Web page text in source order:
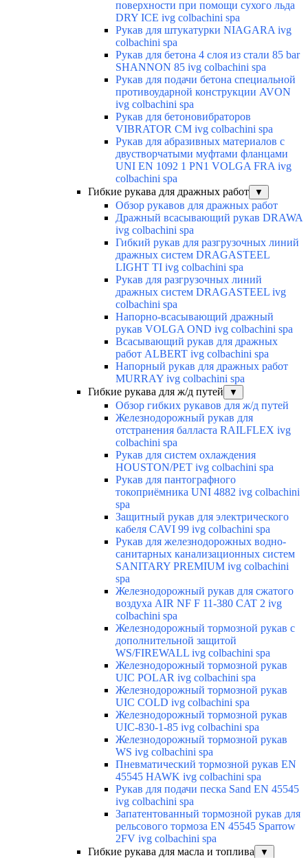
поверхности при помощи сухого льда
DRY ICE ivg colbachini spa
Рукав для штукатурки NIAGARA ivg
colbachini spa
Рукав для бетона 4 слоя из стали 85 bar
SHANNON 85 ivg colbachini spa
Рукав для подачи бетона специальной
противоударной конструкции AVON
ivg colbachini spa
Рукав для бетоновибраторов
VIBRATOR CM ivg colbachini spa
Рукав для абразивных материалов с
двустворчатыми муфтами фланцами
UNI EN 1092 1 PN1 VOLGA FRA ivg
colbachini spa
Гибкие рукава для дражных работ
▼
Обзор рукавов для дражных работ
Дражный всасывающий рукав DRAWA
ivg colbachini spa
Гибкий рукав для разгрузочных линий
дражных систем DRAGASTEEL
LIGHT TI ivg colbachini spa
Рукав для разгрузочных линий
дражных систем DRAGASTEEL ivg
colbachini spa
Напорно-всасывающий дражный
рукав VOLGA OND ivg colbachini spa
Всасывающий рукав для дражных
работ ALBERT ivg colbachini spa
Напорный рукав для дражных работ
MURRAY ivg colbachini spa
Гибкие рукава для ж/д путей
▼
Обзор гибких рукавов для ж/д путей
Железнодорожный рукав для
отстранения балласта RAILFLEX ivg
colbachini spa
Рукав для систем охлаждения
HOUSTON/PET ivg colbachini spa
Рукав для пантографного
токоприёмника UNI 4882 ivg colbachini
spa
Защитный рукав для электрического
кабеля CAVI 99 ivg colbachini spa
Рукав для железнодорожных водно-
санитарных канализационных систем
SANITARY PREMIUM ivg colbachini
spa
Железнодорожный рукав для сжатого
воздуха AIR NF F 11-380 CAT 2 ivg
colbachini spa
Железнодорожный тормозной рукав с
дополнительной защитой
WS/FIREWALL ivg colbachini spa
Железнодорожный тормозной рукав
UIC POLAR ivg colbachini spa
Железнодорожный тормозной рукав
UIC COLD ivg colbachini spa
Железнодорожный тормозной рукав
UIC-830-1-85 ivg colbachini spa
Железнодорожный тормозной рукав
WS ivg colbachini spa
Пневматический тормозной рукав EN
45545 HAWK ivg colbachini spa
Рукав для подачи песка Sand EN 45545
ivg colbachini spa
Запатентованный тормозной рукав для
рельсового тормоза EN 45545 Sparrow
2FV ivg colbachini spa
Гибкие рукава для масла и топлива
▼